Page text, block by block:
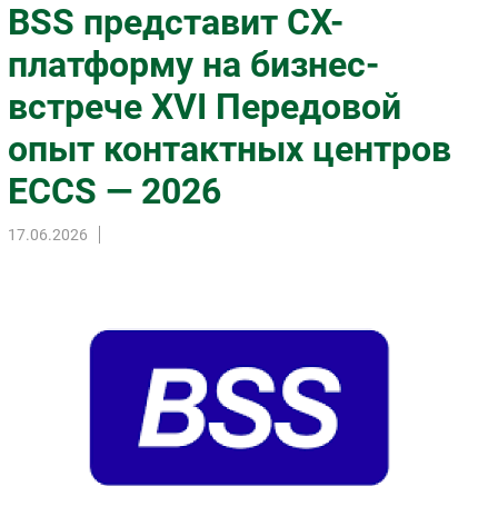
Импорто­замещение
Автоматизация Промышленности
Интернет
Мобильная связь
Фиксированная связь
Интеграция
Рынок ПК
Регулирование
Финансы
BSS представит CX-
платформу на бизнес-
встрече XVI Передовой
опыт контактных центров
ECCS — 2026
17.06.2026